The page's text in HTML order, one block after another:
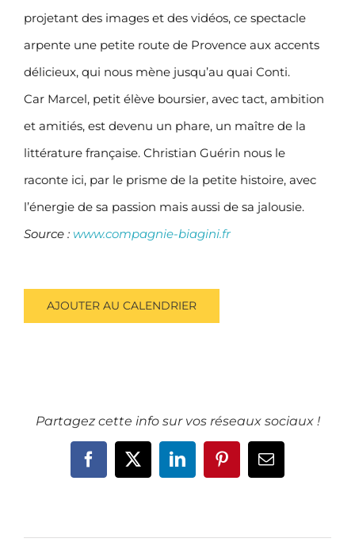
projetant des images et des vidéos, ce spectacle
arpente une petite route de Provence aux accents
délicieux, qui nous mène jusqu’au quai Conti.
Car Marcel, petit élève boursier, avec tact, ambition
et amitiés, est devenu un phare, un maître de la
littérature française. Christian Guérin nous le
raconte ici, par le prisme de la petite histoire, avec
l’énergie de sa passion mais aussi de sa jalousie.
Source : www.compagnie-biagini.fr
AJOUTER AU CALENDRIER
Partagez cette info sur vos réseaux sociaux !
Facebook
X LinkedInPinterestEmail